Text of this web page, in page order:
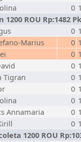
0
ROU Rp:1482
0
Marius 0
0
0
Tigran 0
0
0
Annamaria 0
0
1200 ROU